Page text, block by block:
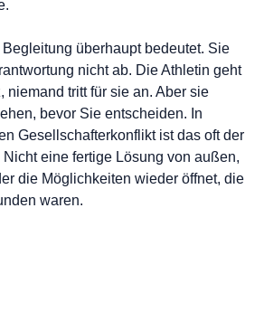
überhaupt bedeutet. Sie
nicht ab. Die Athletin geht
niemand tritt für sie an. Aber sie
bevor Sie entscheiden. In
Gesellschafterkonflikt ist das oft der
eine fertige Lösung von außen,
die Möglichkeiten wieder öffnet, die
waren.